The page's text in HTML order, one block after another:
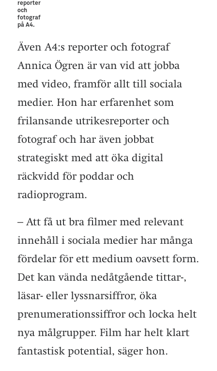
reporter
och
fotograf
på A4.
Även A4:s reporter och fotograf
Annica Ögren är van vid att jobba
med video, framför allt till sociala
medier. Hon har erfarenhet som
frilansande utrikesreporter och
fotograf och har även jobbat
strategiskt med att öka digital
räckvidd för poddar och
radioprogram.
– Att få ut bra filmer med relevant
innehåll i sociala medier har många
fördelar för ett medium oavsett form.
Det kan vända nedåtgående tittar-,
läsar- eller lyssnarsiffror, öka
prenumerationssiffror och locka helt
nya målgrupper. Film har helt klart
fantastisk potential, säger hon.